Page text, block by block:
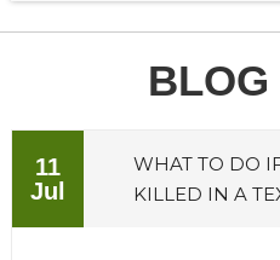
BLOG
11
Jul
WHAT TO DO
KILLED IN A